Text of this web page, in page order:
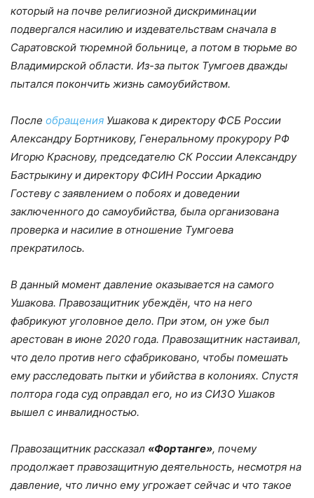
который на почве религиозной дискриминации
подвергался насилию и издевательствам сначала в
Саратовской тюремной больнице, а потом в тюрьме во
Владимирской области. Из-за пыток Тумгоев дважды
пытался покончить жизнь самоубийством.
После обращения Ушакова к директору ФСБ России
Александру Бортникову, Генеральному прокурору РФ
Игорю Краснову, председателю СК России Александру
Бастрыкину и директору ФСИН России Аркадию
Гостеву с заявлением о побоях и доведении
заключенного до самоубийства, была организована
проверка и насилие в отношение Тумгоева
прекратилось.
В данный момент давление оказывается на самого
Ушакова. Правозащитник убеждён, что на него
фабрикуют уголовное дело. При этом, он уже был
арестован в июне 2020 года. Правозащитник настаивал,
что дело против него сфабриковано, чтобы помешать
ему расследовать пытки и убийства в колониях. Спустя
полтора года суд оправдал его, но из СИЗО Ушаков
вышел с инвалидностью.
Правозащитник рассказал «Фортанге», почему
продолжает правозащитную деятельность, несмотря на
давление, что лично ему угрожает сейчас и что такое